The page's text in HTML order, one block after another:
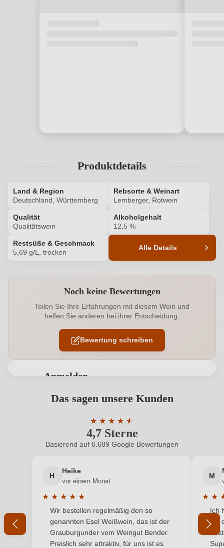
Produktdetails
Land & Region
Deutschland, Württemberg
Rebsorte & Weinart
Lemberger, Rotwein
Qualität
Qualitätswein
Alkoholgehalt
12,5 %
Restsüße & Geschmack
5,69 g/L, trocken
Alle Details
Alkoholgehalt in % 12,5 %
Allergene Enthält Sulfite
Ausbau Edelstahltank
Weingut FRIED Baumgärtner, Freudentaler Str. 32,
74343 Sachsenheim-Hohenhaslach, Deutschland
Land Deutschland
Qualität Qualitätswein
Noch keine Bewertungen
Teilen Sie Ihre Erfahrungen mit diesem Wein und
helfen Sie anderen bei ihrer Entscheidung.
Bewertung schreiben
Anmelden
Benutzern abgegeben werden. Bitte loggen Sie sich
Neuer Kunde? Neuer Kunde?
Ihre E-Mail-Adresse
Ihr Passwort
Ich habe mein Passwort vergessen
Das sagen unsere Kunden
4,7 Sterne
★ ★ ★ ★ ★
★
Durchschnittliche Bewertung von 4.7
Basierend auf 6.689 Google Bewertungen
H
Heike
vor einem Monat
★ ★ ★ ★ ★
Durchschnittliche Bewertung von 5 von 5 Sternen
Wir bestellen regelmäßig den so
genannten Esel Weißwein, das ist der
Grauburgunder vom Weingut Bender.
Preislich sehr attraktiv, für uns ist es
M
★ ★
Ich
mit